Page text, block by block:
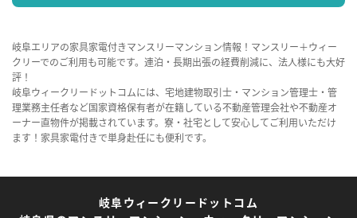
岐阜エリアの家具家電付きマンスリーマンション情報！マンスリー＋ウィー
クリーでのご利用も可能です。連泊・長期出張の経費削減に、法人様にも大好
評！
岐阜ウィークリードットコムには、宅地建物取引士・マンション管理士・管
理業務主任者など国家資格保有者が在籍している不動産管理会社や不動産オ
ーナー直物件が掲載されています。寮・社宅として安心してご利用いただけ
ます！家具家電付きで単身赴任にも便利です。
岐阜ウィークリードットコム